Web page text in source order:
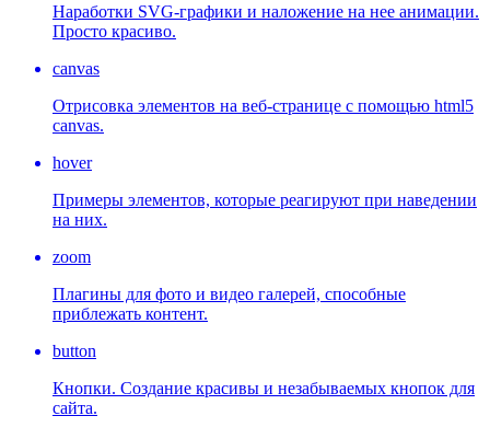
Наработки SVG-графики и наложение на нее анимации.
Просто красиво.
canvas
Отрисовка элементов на веб-странице с помощью html5
canvas.
hover
Примеры элементов, которые реагируют при наведении
на них.
zoom
Плагины для фото и видео галерей, способные
приблежать контент.
button
Кнопки. Создание красивы и незабываемых кнопок для
сайта.